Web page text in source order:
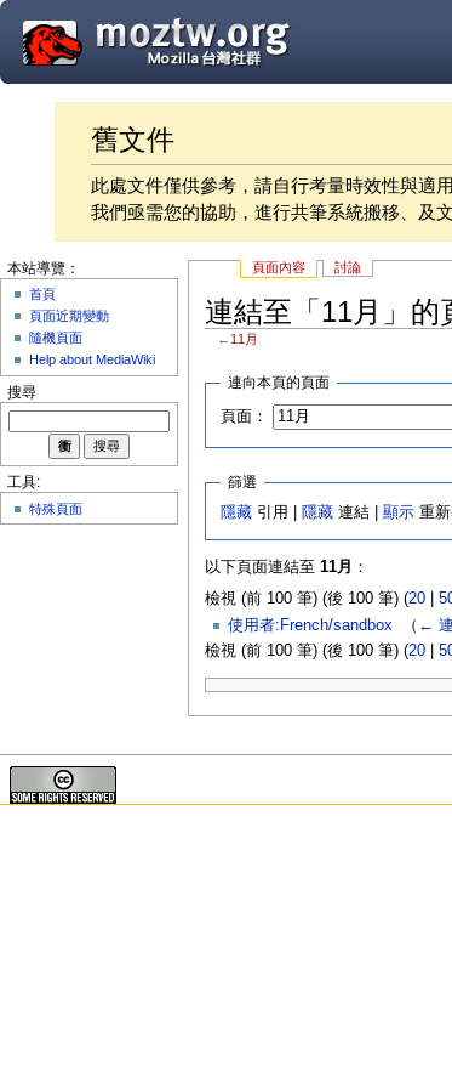
舊文件
此處文件僅供參考，請自行考量時效性與適
我們亟需您的協助，進行共筆系統搬移、及
頁面內容 討論
連結至「11月」的
← 11月
連向本頁的頁面
頁面：
篩選
隱藏 引用 | 隱藏 連結 |顯示 重
以下頁面連結至 11月 ：
檢視 (前 100 筆) (後 100 筆) (20|
使用者:French/sandbox‎ （ ←
檢視 (前 100 筆) (後 100 筆) (20|
本站導覽：
首頁
頁面近期變動
隨機頁面
Help about MediaWiki
搜尋
工具:
特殊頁面